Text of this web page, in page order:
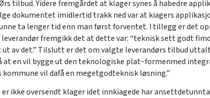
tilbud. Yidere fremgårdet at klager synes å habedre
dokumentet imidlertid trakk ned var at kiagers
ta lenger tid enn man først forventet. I tillegg er det
fremgikk det at dette var: “teknisk sett godt
ut av det.” Tilslutt er det om valgte leverandørs tilbud
at en vil bygge ut den teknologiske plat~formenmed
vil dafå en megetgodteknisk løsning.”
ikke oversendt klager idet innkiagede har